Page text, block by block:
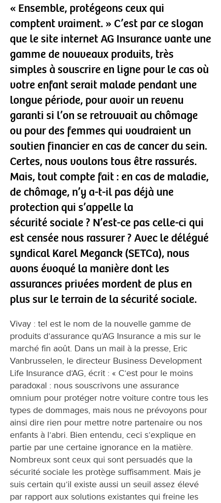
« Ensemble, protégeons ceux qui
comptent vraiment. » C’est par ce slogan
que le site internet AG Insurance vante une
gamme de nouveaux produits, très
simples à souscrire en ligne pour le cas où
votre enfant serait malade pendant une
longue période, pour avoir un revenu
garanti si l’on se retrouvait au chômage
ou pour des femmes qui voudraient un
soutien financier en cas de cancer du sein.
Certes, nous voulons tous être rassurés.
Mais, tout compte fait : en cas de maladie,
de chômage, n’y a-t-il pas déjà une
protection qui s’appelle la
sécurité sociale ? N’est-ce pas celle-ci qui
est censée nous rassurer ? Avec le délégué
syndical Karel Meganck (SETCa), nous
avons évoqué la manière dont les
assurances privées mordent de plus en
plus sur le terrain de la sécurité sociale.
Vivay : tel est le nom de la nouvelle gamme de
produits d’assurance qu’AG Insurance a mis sur le
marché fin août. Dans un mail à la presse, Eric
Vanbrusselen, le directeur Business Development
Life Insurance d’AG, écrit : « C’est pour le moins
paradoxal : nous souscrivons une assurance
omnium pour protéger notre voiture contre tous les
types de dommages, mais nous ne prévoyons pour
ainsi dire rien pour mettre notre partenaire ou nos
enfants à l’abri. Bien entendu, ceci s’explique en
partie par une certaine ignorance en la matière.
Nombreux sont ceux qui sont persuadés que la
sécurité sociale les protège suffisamment. Mais je
suis certain qu’il existe aussi un seuil assez élevé
par rapport aux solutions existantes qui freine les